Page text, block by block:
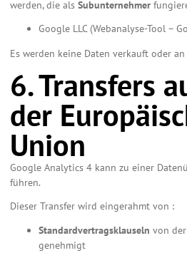
werden, die als Subunternehmer
Google LLC (Webanalyse-Tool –
Es werden keine Daten verkauft oder
6. Transfers
der
Union
Google Analytics 4 kann zu einer
führen.
Dieser Transfer wird eingerahmt von :
Standardvertragsklauseln von
genehmigt